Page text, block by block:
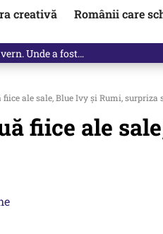
creativă
Românii care
dincolo de…
ale sale, Blue Ivy și Rumi, surpriza
fiice ale